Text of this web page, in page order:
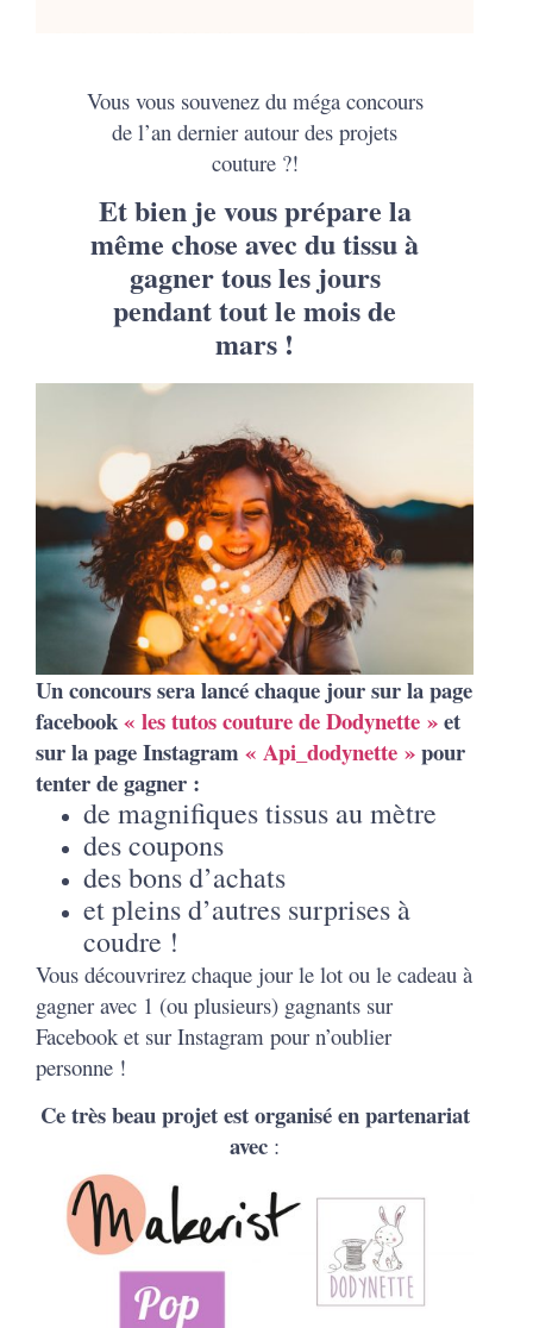
Vous vous souvenez du méga concours
de l’an dernier autour des projets
couture ?!
Et bien je vous prépare la
même chose avec du tissu à
gagner tous les jours
pendant tout le mois de
mars !
Un concours sera lancé chaque jour sur la page
facebook« les tutos couture de Dodynette »et
sur la page Instagram « Api_dodynette »pour
tenter de gagner :
de magnifiques tissus au mètre
des coupons
des bons d’achats
et pleins d’autres surprises à
coudre !
Vous découvrirez chaque jour le lot ou le cadeau à
gagner avec 1 (ou plusieurs) gagnants sur
Facebook et sur Instagram pour n’oublier
personne !
Ce très beau projet est organisé en partenariat
avec :